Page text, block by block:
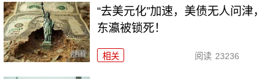
“去美元化”加速，美债无人问津，
东瀛被锁死！
相关 阅读 23236